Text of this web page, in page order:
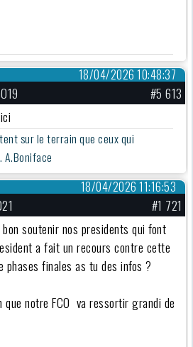
18/04/2026 10:48:37
#5 613
sur le terrain que ceux qui
A.Boniface
18/04/2026 11:16:53
#1 721
soutenir nos presidents qui font
a fait un recours contre cette
phases finales as tu des infos ?
que notre FCO va ressortir grandi de